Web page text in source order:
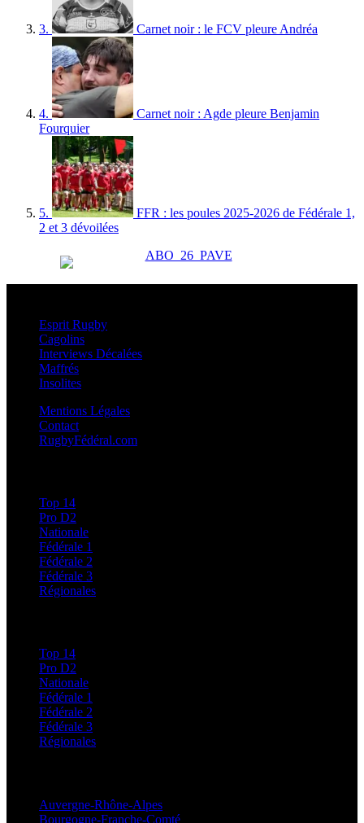
3. Carnet noir : le FCV pleure Andréa
4.
Carnet noir : Agde pleure Benjamin
Fourquier
5.
FFR : les poules 2025-2026 de Fédérale 1,
2 et 3 dévoilées
Esprit Rugby
Cagolins
Interviews Décalées
Maffrés
Insolites
Mentions Légales
Contact
RugbyFédéral.com
Top 14
Pro D2
Nationale
Fédérale 1
Fédérale 2
Fédérale 3
Régionales
Top 14
Pro D2
Nationale
Fédérale 1
Fédérale 2
Fédérale 3
Régionales
Auvergne-Rhône-Alpes
Bourgogne-Franche-Comté